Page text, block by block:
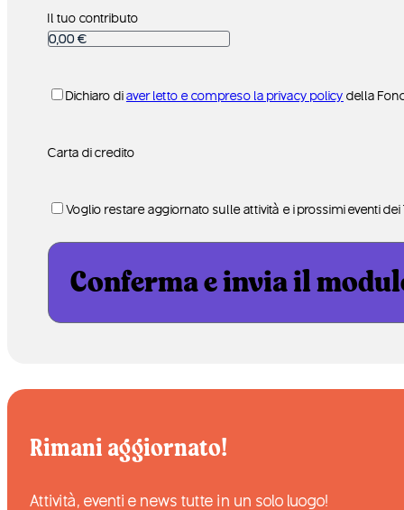
Il tuo contributo
Consenso
Dichiaro diaver letto e compreso la privacy policy della
Carta di credito
Iscrizione
e
canale
Telegram
Voglio restare aggiornato sulle attività e i prossimi eventi
Rimani aggiornato!
Attività, eventi e news tutte in un solo luogo!